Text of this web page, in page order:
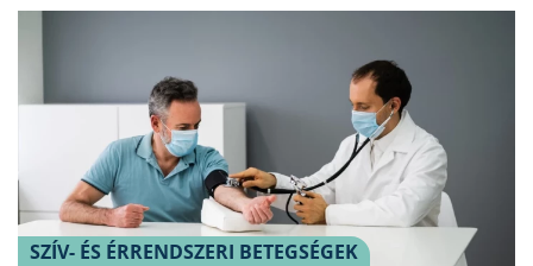
SZÍV- ÉS ÉRRENDSZERI BETEGSÉGEK